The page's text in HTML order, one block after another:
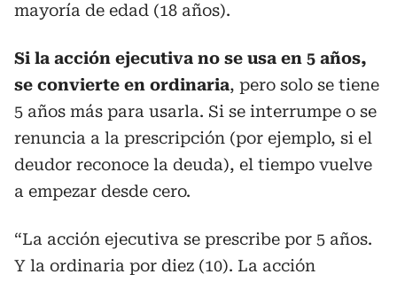
mayoría de edad (18 años).
Si la acción ejecutiva no se usa en 5 años,
se convierte en ordinaria, pero solo se tiene
5 años más para usarla. Si se interrumpe o se
renuncia a la prescripción (por ejemplo, si el
deudor reconoce la deuda), el tiempo vuelve
a empezar desde cero.
“La acción ejecutiva se prescribe por 5 años.
Y la ordinaria por diez (10). La acción